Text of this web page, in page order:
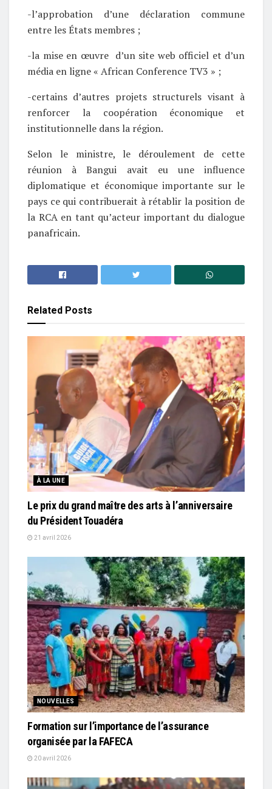
-l’approbation d’une déclaration commune
entre les États membres ;
-la mise en œuvre d’un site web officiel et d’un
média en ligne « African Conference TV3 » ;
-certains d’autres projets structurels visant à
renforcer la coopération économique et
institutionnelle dans la région.
Selon le ministre, le déroulement de cette
réunion à Bangui avait eu une influence
diplomatique et économique importante sur le
pays ce qui contribuerait à rétablir la position de
la RCA en tant qu’acteur important du dialogue
panafricain.
Related Posts
À LA UNE
Le prix du grand maître des arts à l’anniversaire
du Président Touadéra
21 avril 2026
NOUVELLES
Formation sur l’importance de l’assurance
organisée par la FAFECA
20 avril 2026